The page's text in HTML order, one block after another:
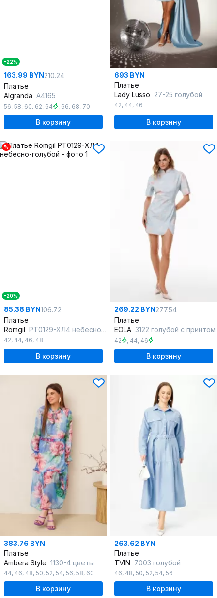
-22%
163.99 BYN210.24
Платье
Algranda А4165
56, 58, 60, 62, 64 , 66, 68, 70
В корзину
693 BYN
Платье
Lady Lusso 27-25 голубой
42, 44, 46
В корзину
%
-20%
85.38 BYN106.72
Платье
Romgil РТ0129-ХЛ4 небесно-голубой
42, 44, 46, 48
В корзину
269.22 BYN277.54
Платье
EOLA 3122 голубой с принтом
42 , 44, 46
В корзину
383.76 BYN
Платье
Ambera Style 1130-4 цветы
44, 46, 48, 50, 52, 54, 56, 58, 60
В корзину
263.62 BYN
Платье
TVIN 7003 голубой
46, 48, 50, 52, 54, 56
В корзину